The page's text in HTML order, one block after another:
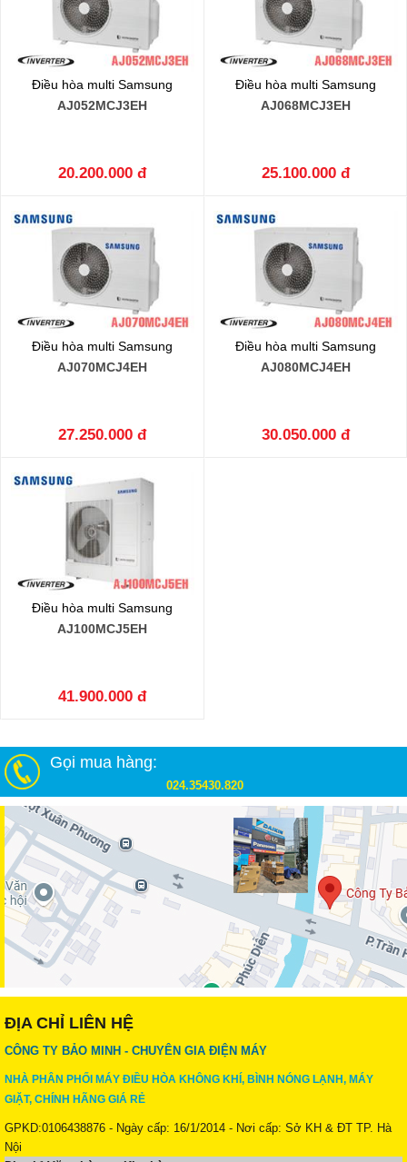
Điều hòa multi Samsung
AJ052MCJ3EH
20.200.000 đ
Điều hòa multi Samsung
AJ068MCJ3EH
25.100.000 đ
Điều hòa multi Samsung
AJ070MCJ4EH
27.250.000 đ
Điều hòa multi Samsung
AJ080MCJ4EH
30.050.000 đ
Điều hòa multi Samsung
AJ100MCJ5EH
41.900.000 đ
Gọi mua hàng:
024.35430.820
ĐỊA CHỈ LIÊN HỆ
CÔNG TY BẢO MINH - CHUYÊN GIA ĐIỆN MÁY
NHÀ PHÂN PHỐI MÁY ĐIỀU HÒA KHÔNG KHÍ, BÌNH NÓNG LẠNH, MÁY
GIẶT, CHÍNH HÃNG GIÁ RẺ
GPKD:0106438876 - Ngày cấp: 16/1/2014 - Nơi cấp: Sở KH & ĐT TP. Hà
Nội